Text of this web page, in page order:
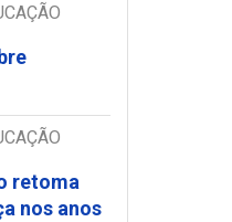
retoma
nos anos